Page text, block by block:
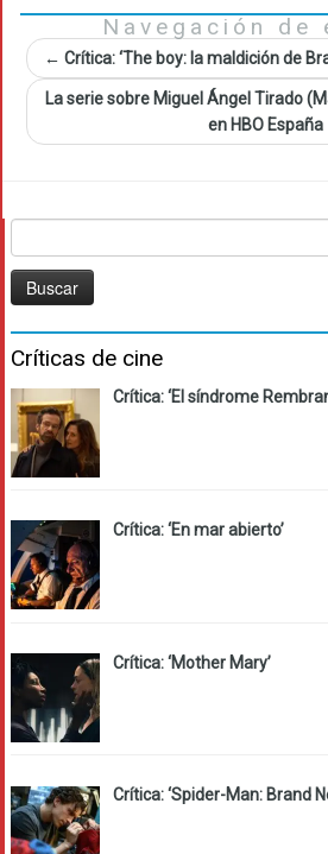
Navegación de
← Crítica: ‘The boy: la maldición de
La serie sobre Miguel Ángel Tirado
en HBO España
Críticas de cine
Crítica: ‘El síndrome
Crítica: ‘En mar abierto’
Crítica: ‘Mother Mary’
Crítica: ‘Spider-Man: Brand